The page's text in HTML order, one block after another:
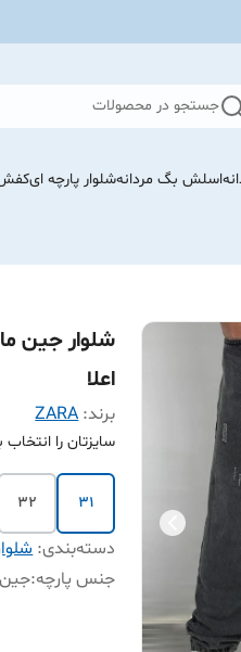
جستجو در محصولات
اسلش بگ مردانهشلوار پارچه ایکفش
شلوار جین
اعلا
برند: ZARA
سایزتان را انتخاب
۳۱ ۳۲
دسته‌بندی:
جنس پارچه:جین